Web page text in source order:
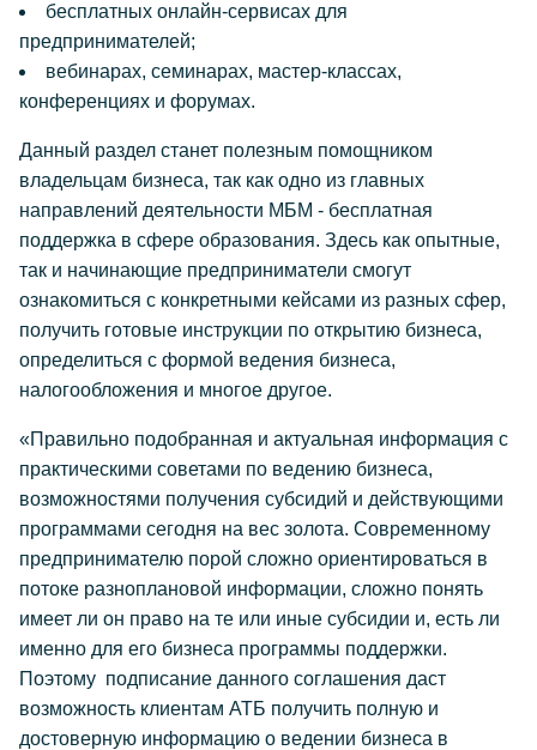
бесплатных онлайн-сервисах для
предпринимателей;
вебинарах, семинарах, мастер-классах,
конференциях и форумах.
Данный раздел станет полезным помощником
владельцам бизнеса, так как одно из главных
направлений деятельности МБМ - бесплатная
поддержка в сфере образования. Здесь как опытные,
так и начинающие предприниматели смогут
ознакомиться с конкретными кейсами из разных сфер,
получить готовые инструкции по открытию бизнеса,
определиться с формой ведения бизнеса,
налогообложения и многое другое.
«Правильно подобранная и актуальная информация с
практическими советами по ведению бизнеса,
возможностями получения субсидий и действующими
программами сегодня на вес золота. Современному
предпринимателю порой сложно ориентироваться в
потоке разноплановой информации, сложно понять
имеет ли он право на те или иные субсидии и, есть ли
именно для его бизнеса программы поддержки.
Поэтому подписание данного соглашения даст
возможность клиентам АТБ получить полную и
достоверную информацию о ведении бизнеса в